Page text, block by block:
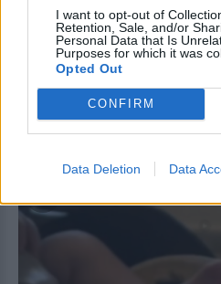
I want to opt-out of
Retention, Sale, and/or
Personal Data that Is
Purposes for which it was
Opted Out
CONFIRM
Data Deletion Data
Ατύχημα
στην
στο
πρόσφατη